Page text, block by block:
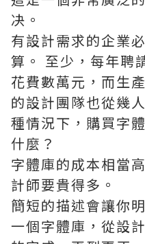
决。
有設計需求的企業
算。 至少，每年聘
花費數萬元，而生
的設計團隊也從幾
種情況下，購買字
什麼？
字體庫的成本相當
計師要貴得多。
簡短的描述會讓你
一個字體庫，從設